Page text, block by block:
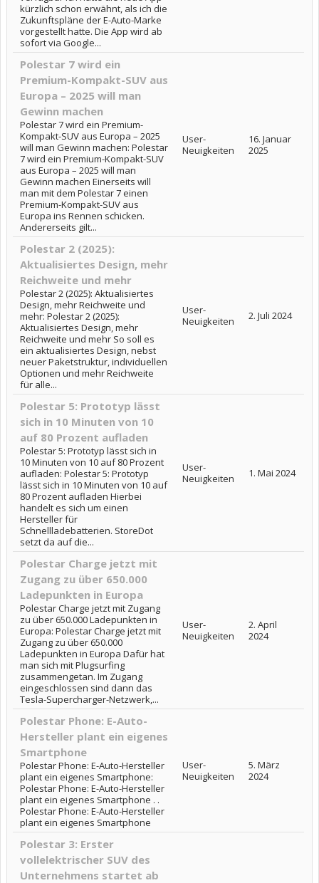
kürzlich schon erwähnt, als ich die
Zukunftspläne der E-Auto-Marke
vorgestellt hatte. Die App wird ab
sofort via Google...
Polestar 7 wird ein
Premium-Kompakt-SUV aus
Europa – 2025 will man
Gewinn machen
Polestar 7 wird ein Premium-
Kompakt-SUV aus Europa – 2025
will man Gewinn machen: Polestar
7 wird ein Premium-Kompakt-SUV
aus Europa – 2025 will man
Gewinn machen Einerseits will
man mit dem Polestar 7 einen
Premium-Kompakt-SUV aus
Europa ins Rennen schicken.
Andererseits gilt...
User-
Neuigkeiten
16. Januar
2025
Polestar 2 (2025):
Aktualisiertes Design, mehr
Reichweite und mehr
Polestar 2 (2025): Aktualisiertes
Design, mehr Reichweite und
mehr: Polestar 2 (2025):
Aktualisiertes Design, mehr
Reichweite und mehr So soll es
ein aktualisiertes Design, nebst
neuer Paketstruktur, individuellen
Optionen und mehr Reichweite
für alle...
User-
Neuigkeiten
2. Juli 2024
Polestar 5: Prototyp lässt
sich in 10 Minuten von 10
auf 80 Prozent aufladen
Polestar 5: Prototyp lässt sich in
10 Minuten von 10 auf 80 Prozent
aufladen: Polestar 5: Prototyp
lässt sich in 10 Minuten von 10 auf
80 Prozent aufladen Hierbei
handelt es sich um einen
Hersteller für
Schnellladebatterien. StoreDot
setzt da auf die...
User-
Neuigkeiten
1. Mai 2024
Polestar Charge jetzt mit
Zugang zu über 650.000
Ladepunkten in Europa
Polestar Charge jetzt mit Zugang
zu über 650.000 Ladepunkten in
Europa: Polestar Charge jetzt mit
Zugang zu über 650.000
Ladepunkten in Europa Dafür hat
man sich mit Plugsurfing
zusammengetan. Im Zugang
eingeschlossen sind dann das
Tesla-Supercharger-Netzwerk,...
User-
Neuigkeiten
2. April
2024
Polestar Phone: E-Auto-
Hersteller plant ein eigenes
Smartphone
Polestar Phone: E-Auto-Hersteller
plant ein eigenes Smartphone:
Polestar Phone: E-Auto-Hersteller
plant ein eigenes Smartphone . .
Polestar Phone: E-Auto-Hersteller
plant ein eigenes Smartphone
User-
Neuigkeiten
5. März
2024
Polestar 3: Erster
vollelektrischer SUV des
Unternehmens startet ab